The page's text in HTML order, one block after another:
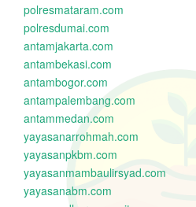
polresmataram.com
polresdumai.com
antamjakarta.com
antambekasi.com
antambogor.com
antampalembang.com
antammedan.com
yayasanarrohmah.com
yayasanpkbm.com
yayasanmambaulirsyad.com
yayasanabm.com